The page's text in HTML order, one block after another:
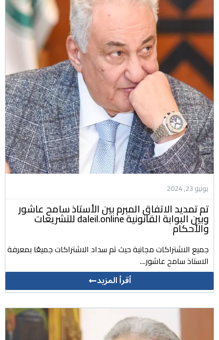
يونيو 23, 2024
تم تمديد الاتفاق المبرم بين الأستاذ سامح عاشور
وبين البوابة القانونية daleil.online للتشريعات
والأحكام
جميع الاشتراكات مجانية حيث تم سداد الاشتراكات جميعًا بمعرفة
الاستاذ سامح عاشور....
أقرأ المزيد